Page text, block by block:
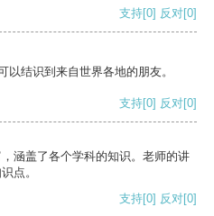
支持[0] 反对[0]
结识到来自世界各地的朋友。
支持[0] 反对[0]
涵盖了各个学科的知识。老师的讲
点。
支持[0] 反对[0]